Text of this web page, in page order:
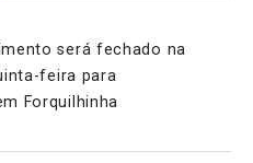
será fechado na
feira para
Forquilhinha